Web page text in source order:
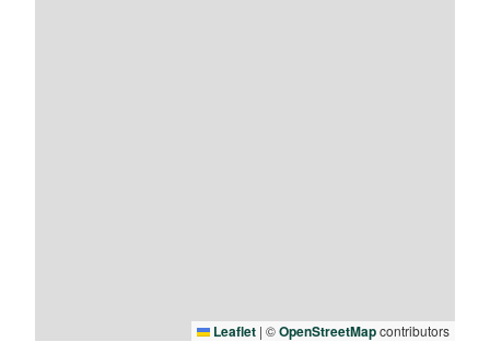
Leaflet | ©OpenStreetMapcontributors